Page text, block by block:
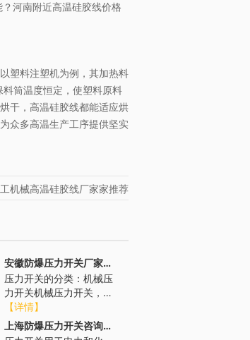
河南附近高温硅胶线价格
塑料注塑机为例，其加热料
筒温度恒定，使塑料原料
干，高温硅胶线都能适应烘
众多高温生产工序提供坚实
机械高温硅胶线厂家家推荐
安徽防爆压力开关厂家报价
压力开关的分类：机械压
力开关机械压力开关，为
纯机械形变导致微动开关
动作。当压力增加时，作
用在不同的传...
【详情】
上海防爆压力开关咨询报价